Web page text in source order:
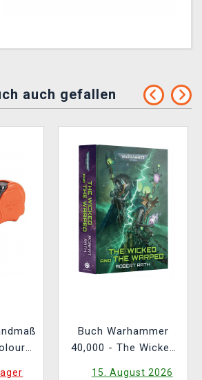
auch gefallen
Buch Warhammer
40,000 - The Wicked
15. August 2026